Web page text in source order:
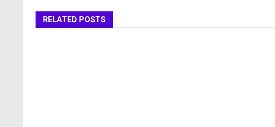
RELATED POSTS